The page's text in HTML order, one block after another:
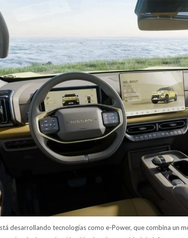
desarrollando tecnologías como e-Power, que combina un